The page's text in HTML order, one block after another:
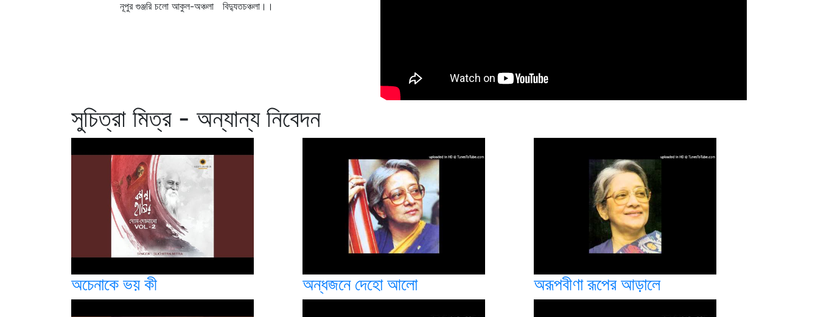
নূপুর গুঞ্জরি চলো আকুল-অঞ্চলা বিদ্যুতচঞ্চলা।।
সুচিত্রা মিত্র - অন্যান্য নিবেদন
অচেনাকে ভয় কী অন্ধজনে দেহো আলো অরূপবীণা রূপের আড়ালে